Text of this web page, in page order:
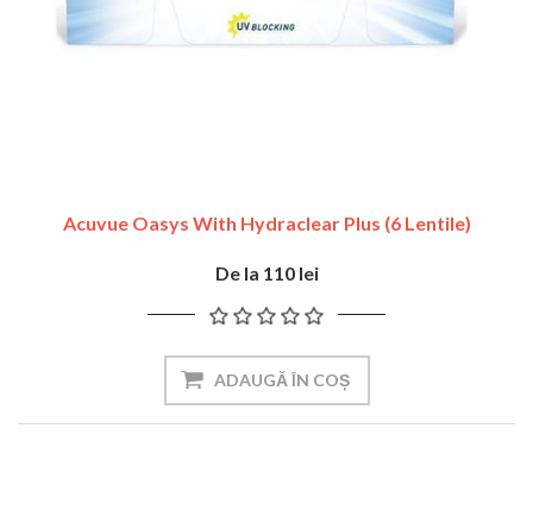
Acuvue Oasys With Hydraclear Plus (6 Lentile)
De la 110 lei
ADAUGĂ ÎN COȘ